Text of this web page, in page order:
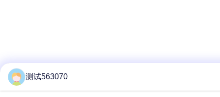
测试563070